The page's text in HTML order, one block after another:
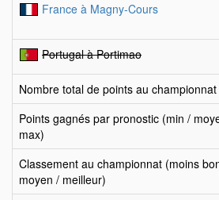
France à Magny-Cours
Portugal à Portimao
Nombre total de points au championnat
Points gagnés par pronostic (min /
max)
Classement au championnat (moins
moyen / meilleur)